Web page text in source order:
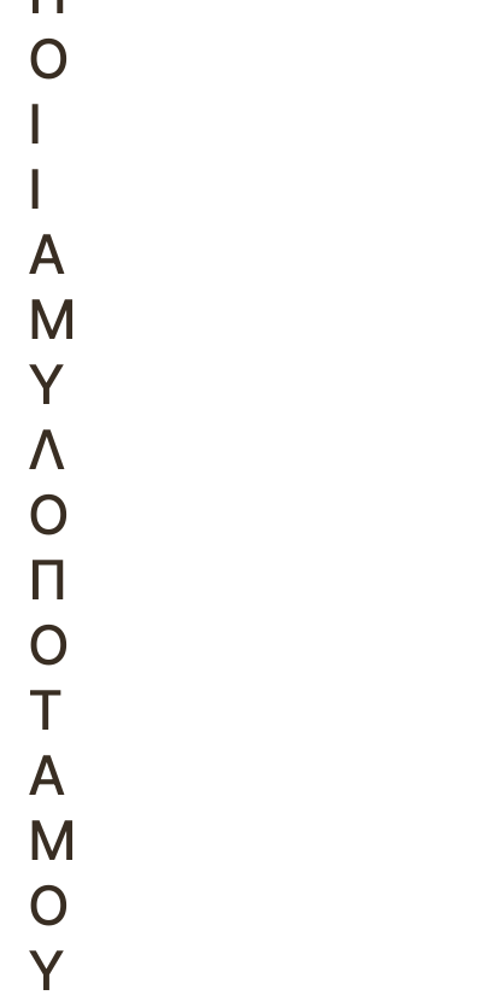
Ο
Ι
Ι
Α
Μ
Υ
Λ
Ο
Π
Ο
Τ
Α
Μ
Ο
Υ